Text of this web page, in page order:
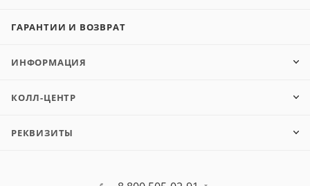
ГАРАНТИИ И ВОЗВРАТ
ИНФОРМАЦИЯ
КОЛЛ-ЦЕНТР
РЕКВИЗИТЫ